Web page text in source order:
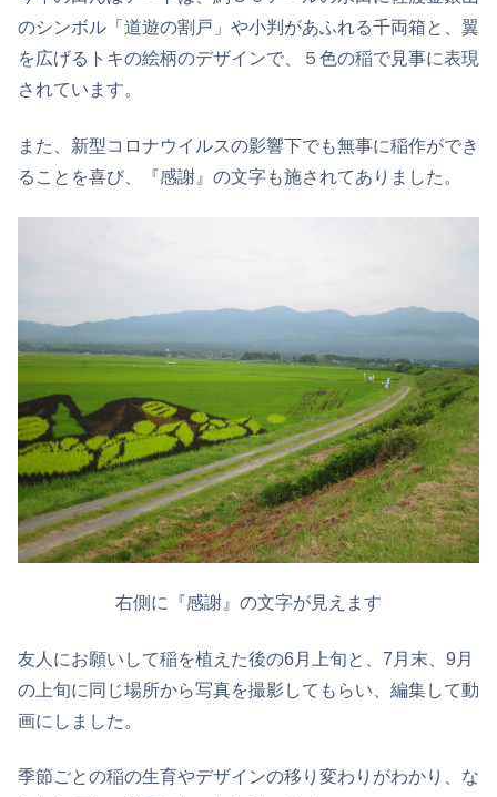
のシンボル「道遊の割戸」や小判があふれる千両箱と、翼
を広げるトキの絵柄のデザインで、５色の稲で見事に表現
されています。
また、新型コロナウイルスの影響下でも無事に稲作ができ
ることを喜び、『感謝』の文字も施されてありました。
右側に『感謝』の文字が見えます
友人にお願いして稲を植えた後の6月上旬と、7月末、9月
の上旬に同じ場所から写真を撮影してもらい、編集して動
画にしました。
季節ごとの稲の生育やデザインの移り変わりがわかり、な